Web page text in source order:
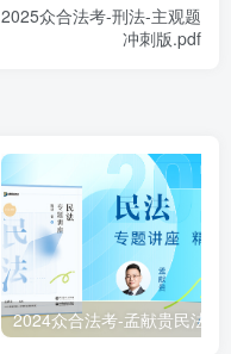
2025众合法考-刑法-主观题
冲刺版.pdf